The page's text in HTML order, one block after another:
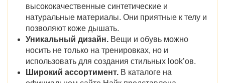
высококачественные синтетические и
натуральные материалы. Они приятные к телу и
позволяют коже дышать.
Уникальный дизайн. Вещи и обувь можно
носить не только на тренировках, но и
использовать для создания стильных lookʼов.
Широкий ассортимент. В каталоге на